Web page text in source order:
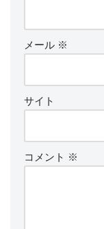
メール ※
サイト
コメント ※